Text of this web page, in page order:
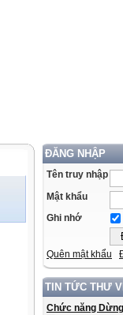
ĐĂNG NHẬP
Tên truy nhập
Mật khẩu
Ghi nhớ
Quên mật khẩu
TIN TỨC THƯ
Chức năng